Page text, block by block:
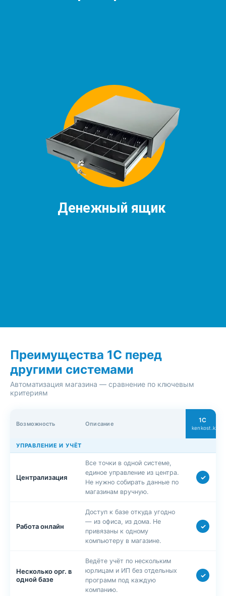
Денежный ящик
Преимущества 1С перед
другими системами
Автоматизация магазина — сравнение по ключевым
критериям
Возможность Описание 1С
kenkost.kz
УПРАВЛЕНИЕ И УЧЁТ
Централизация
Все точки в одной системе,
единое управление из центра.
Не нужно собирать данные по
магазинам вручную.
✓
Работа онлайн
Доступ к базе откуда угодно
— из офиса, из дома. Не
привязаны к одному
компьютеру в магазине.
✓
Несколько орг. в
одной базе
Ведёте учёт по нескольким
юрлицам и ИП без отдельных
программ под каждую
компанию.
✓